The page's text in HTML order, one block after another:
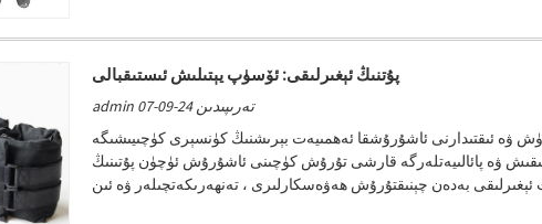
پۇتنىڭ ئېغىرلىقى: ئۆسۈپ يېتىلىش ئىستىقبالى
admin تەرىپىدىن 24-09-07
ۋە ئىقتىدارنى ئاشۇرۇشقا ئەھمىيەت بېرىشنىڭ كۈنسېرى كۈچىيىشىگە
ۋە پائالىيەتلەرگە قارشى تۇرۇش كۈچىنى ئاشۇرۇش ئۈچۈن پۇتىنىڭ